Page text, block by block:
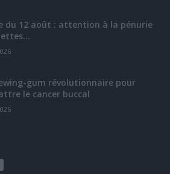
du 12 août : attention à la pénurie
gum révolutionnaire pour
le cancer buccal